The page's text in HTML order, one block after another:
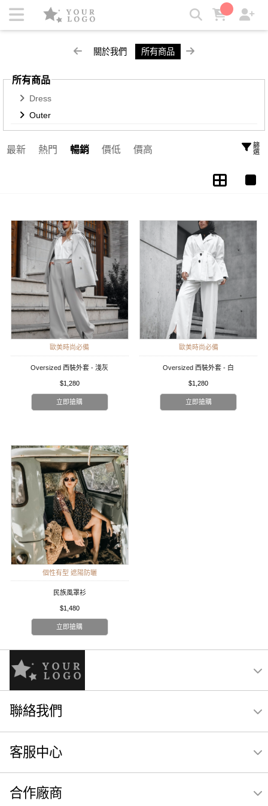
Outer | Kezza
關於我們 所有商品
所有商品
Dress
Outer
最新 熱門 暢銷 價低 價高 篩選
歐美時尚必備
Oversized 西裝外套 - 淺灰
$1,280
立即搶購
歐美時尚必備
Oversized 西裝外套 - 白
$1,280
立即搶購
個性有型 遮陽防曬
民族風罩衫
$1,480
立即搶購
聯絡我們
客服中心
合作廠商